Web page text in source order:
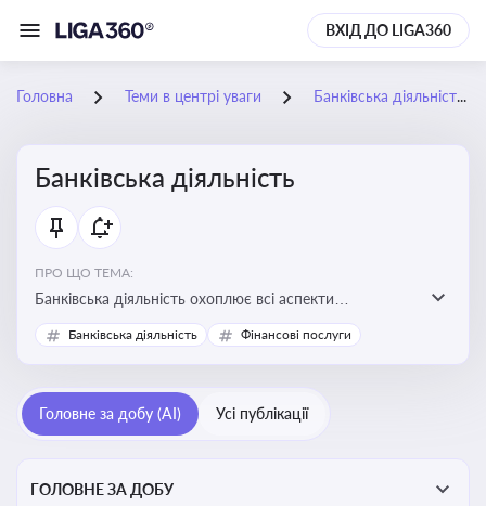
ВХІД ДО LIGA360
Головна Теми в центрі уваги Банківська діяльність
Банківська діяльність
ПРО ЩО ТЕМА:
Банківська діяльність охоплює всі аспекти
регулювання, нагляду та ліцензування банківських
установ
Банківська діяльність Фінансові послуги
Головне за добу (AI) Усі публікації
ГОЛОВНЕ ЗА ДОБУ